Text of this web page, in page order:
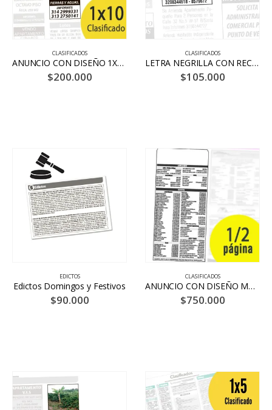
CLASIFICADOS
ANUNCIO CON DISEÑO 1X10 HASTA 25 PALABRAS 10 DÍAS – BLANCO Y NEGRO
$200.000
CLASIFICADOS
LETRA NEGRILLA CON RECUADRO HASTA 12 PALABRAS 10 DIAS – BLANCO Y NEGRO
$105.000
EDICTOS
Edictos Domingos y Festivos
$90.000
CLASIFICADOS
ANUNCIO CON DISEÑO MEDIA PÁGINA 20 DÍAS – BLANCO Y NEGRO
$750.000